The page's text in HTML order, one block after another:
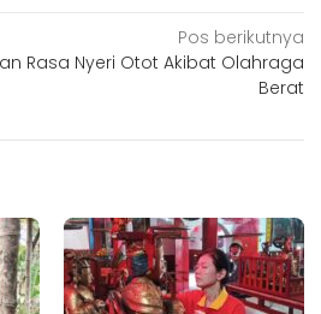
Pos berikutnya
Rasa Nyeri Otot Akibat Olahraga
Berat